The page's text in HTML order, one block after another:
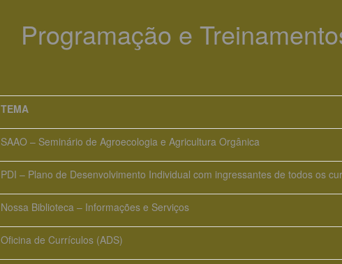
Programação e
TEMA
SAAO – Seminário de Agroecologia e Agricultura Orgânica
PDI – Plano de Desenvolvimento Individual com ingressantes de todos os
Nossa Biblioteca – Informações e Serviços
Oficina de Currículos (ADS)